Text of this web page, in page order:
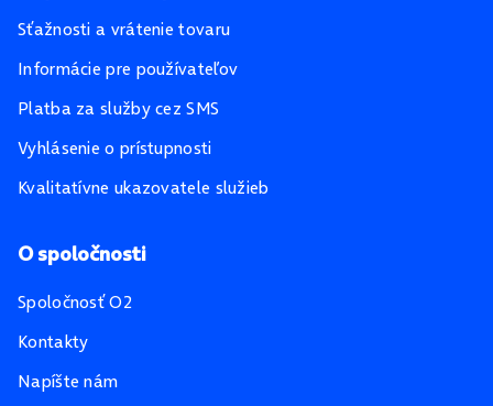
Sťažnosti a vrátenie tovaru
Informácie pre používateľov
Platba za služby cez SMS
Vyhlásenie o prístupnosti
Kvalitatívne ukazovatele služieb
O spoločnosti
Spoločnosť O2
Kontakty
Napíšte nám